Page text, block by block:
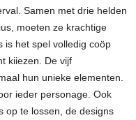
Samen met drie helden
moeten ze krachtige
is het spel volledig coöp
kiiezen. De vijf
hun unieke elementen.
ieder personage. Ook
op te lossen, de designs